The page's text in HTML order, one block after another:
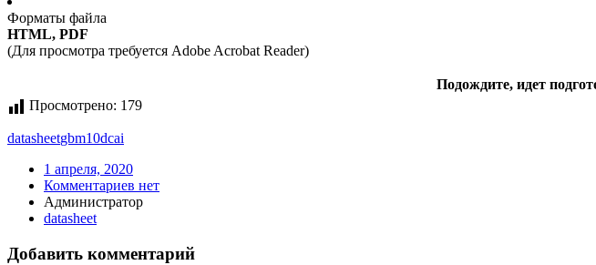
Форматы файла
HTML, PDF
(Для просмотра требуется Adobe Acrobat Reader)
Подождите, идет
Просмотрено: 179
datasheetgbm10dcai
1 апреля, 2020
Комментариев нет
Администратор
datasheet
Добавить комментарий